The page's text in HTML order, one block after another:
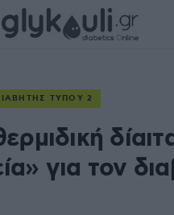
ΤΎΠΟΥ 2
για τον